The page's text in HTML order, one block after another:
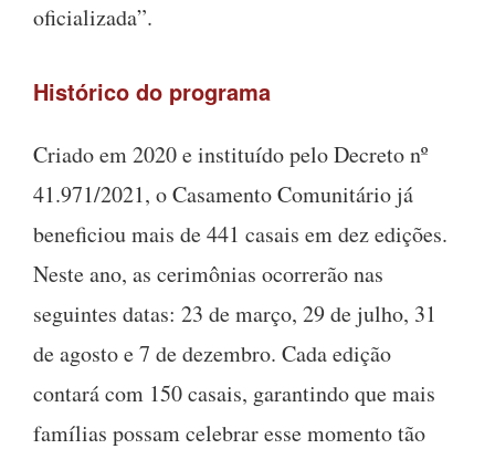
oficializada”.
Histórico do programa
Criado em 2020 e instituído pelo Decreto nº
41.971/2021, o Casamento Comunitário já
beneficiou mais de 441 casais em dez edições.
Neste ano, as cerimônias ocorrerão nas
seguintes datas: 23 de março, 29 de julho, 31
de agosto e 7 de dezembro. Cada edição
contará com 150 casais, garantindo que mais
famílias possam celebrar esse momento tão